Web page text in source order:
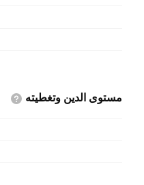
مستوى الدين وتغطيته